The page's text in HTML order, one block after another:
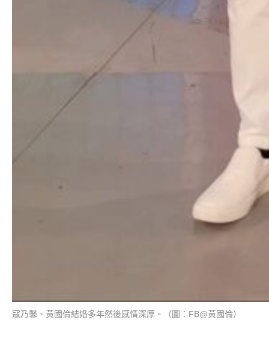
寇乃馨、黃國倫結婚多年然後感情深厚。（圖：FB@黃國倫）